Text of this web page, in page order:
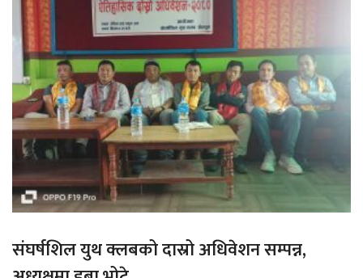
संघर्षशिल युथ क्लबको दास्रो अधिवेशन सम्पन्न,